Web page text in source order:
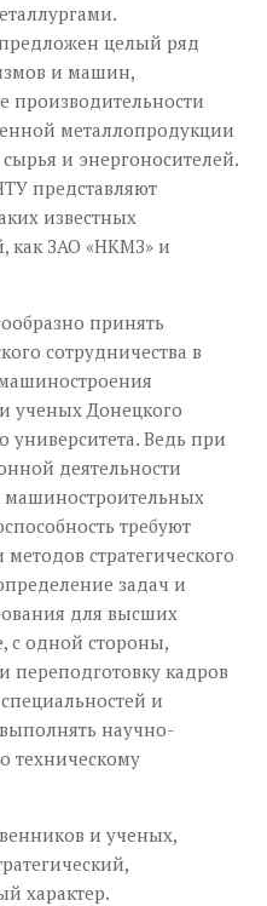
целый ряд
и машин,
металлопродукции
и энергоносителей.
представляют
известных
как ЗАО «НКМЗ» и
принять
сотрудничества в
ученых Донецкого
университета. Ведь при
деятельности
машиностроительных
требуют
стратегического
задач и
для высших
с одной стороны,
переподготовку кадров
и
научно-
техническому
и ученых,
характер.